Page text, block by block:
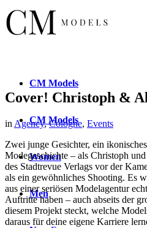
CM Models
CM Models
Women
Men
Cover! Christoph &
in Agency,Cologne, Events
Zwei junge Gesichter, ein
Modegeschichte – als Christoph
des Stadtrevue Verlags vor der
als ein gewöhnliches Shooting. Es
aus einer seriösen Modelagentur
Auftritte haben – auch abseits der
diesem Projekt steckt, welche
daraus für deine eigene Karriere